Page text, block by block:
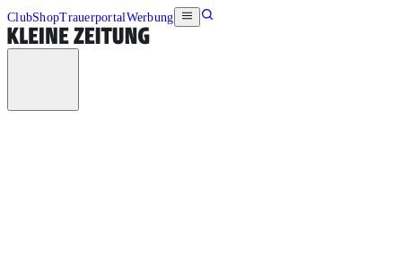
ClubShopTrauerportalWerbung